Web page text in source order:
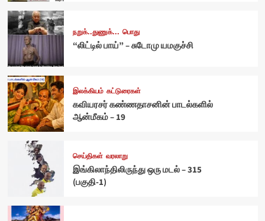
நறுக்..துணுக்... பொது
“லிட்டில் பாய்” – சுடோமு யமகுச்சி
இலக்கியம் கட்டுரைகள்
கவியரசர் கண்ணதாசனின் பாடல்களில்
ஆன்மீகம் – 19
செய்திகள் வரலாறு
இங்கிலாந்திலிருந்து ஒரு மடல் – 315
(பகுதி-1)